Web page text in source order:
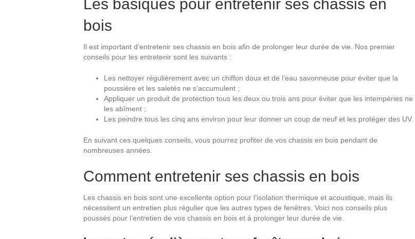
Les basiques pour entretenir ses chassis en
bois
Il est important d’entretenir ses chassis en bois afin de prolonger leur durée de vie. Nos premier
conseils pour les entretenir sont les suivants :
Les nettoyer régulièrement avec un chiffon doux et de l’eau savonneuse pour éviter que la
poussière et les saletés ne s’accumulent ;
Appliquer un produit de protection tous les deux ou trois ans pour éviter que les intempéries ne
les abîment ;
Les peindre tous les cinq ans environ pour leur donner un coup de neuf et les protéger des UV.
En suivant ces quelques conseils, vous pourrez profiter de vos chassis en bois pendant de
nombreuses années.
Comment entretenir ses chassis en bois
Les chassis en bois sont une excellente option pour l’isolation thermique et acoustique, mais ils
nécessitent un entretien plus régulier que les autres types de fenêtres. Voici nos conseils plus
poussés pour l’entretien de vos chassis en bois et à prolonger leur durée de vie.